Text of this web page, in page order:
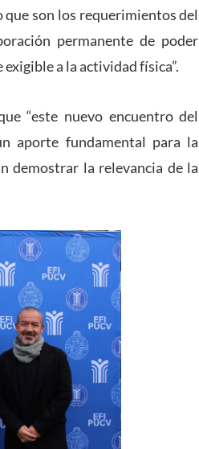
que son los requerimientos del
permanente de poder
a la actividad física”.
“este nuevo encuentro del
aporte fundamental para la
demostrar la relevancia de la